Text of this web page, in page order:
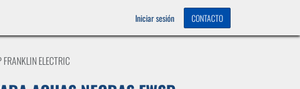
Iniciar sesión CONTACTO
ELECTRIC